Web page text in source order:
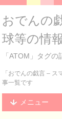
おでんの
球等の情
「ATOM」タグの
「おでんの戯言 –
事一覧です
メニュー